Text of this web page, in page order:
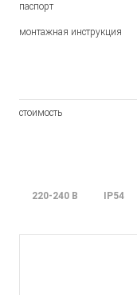
паспорт
монтажная инструкция
стоимость
220-240 В IP54